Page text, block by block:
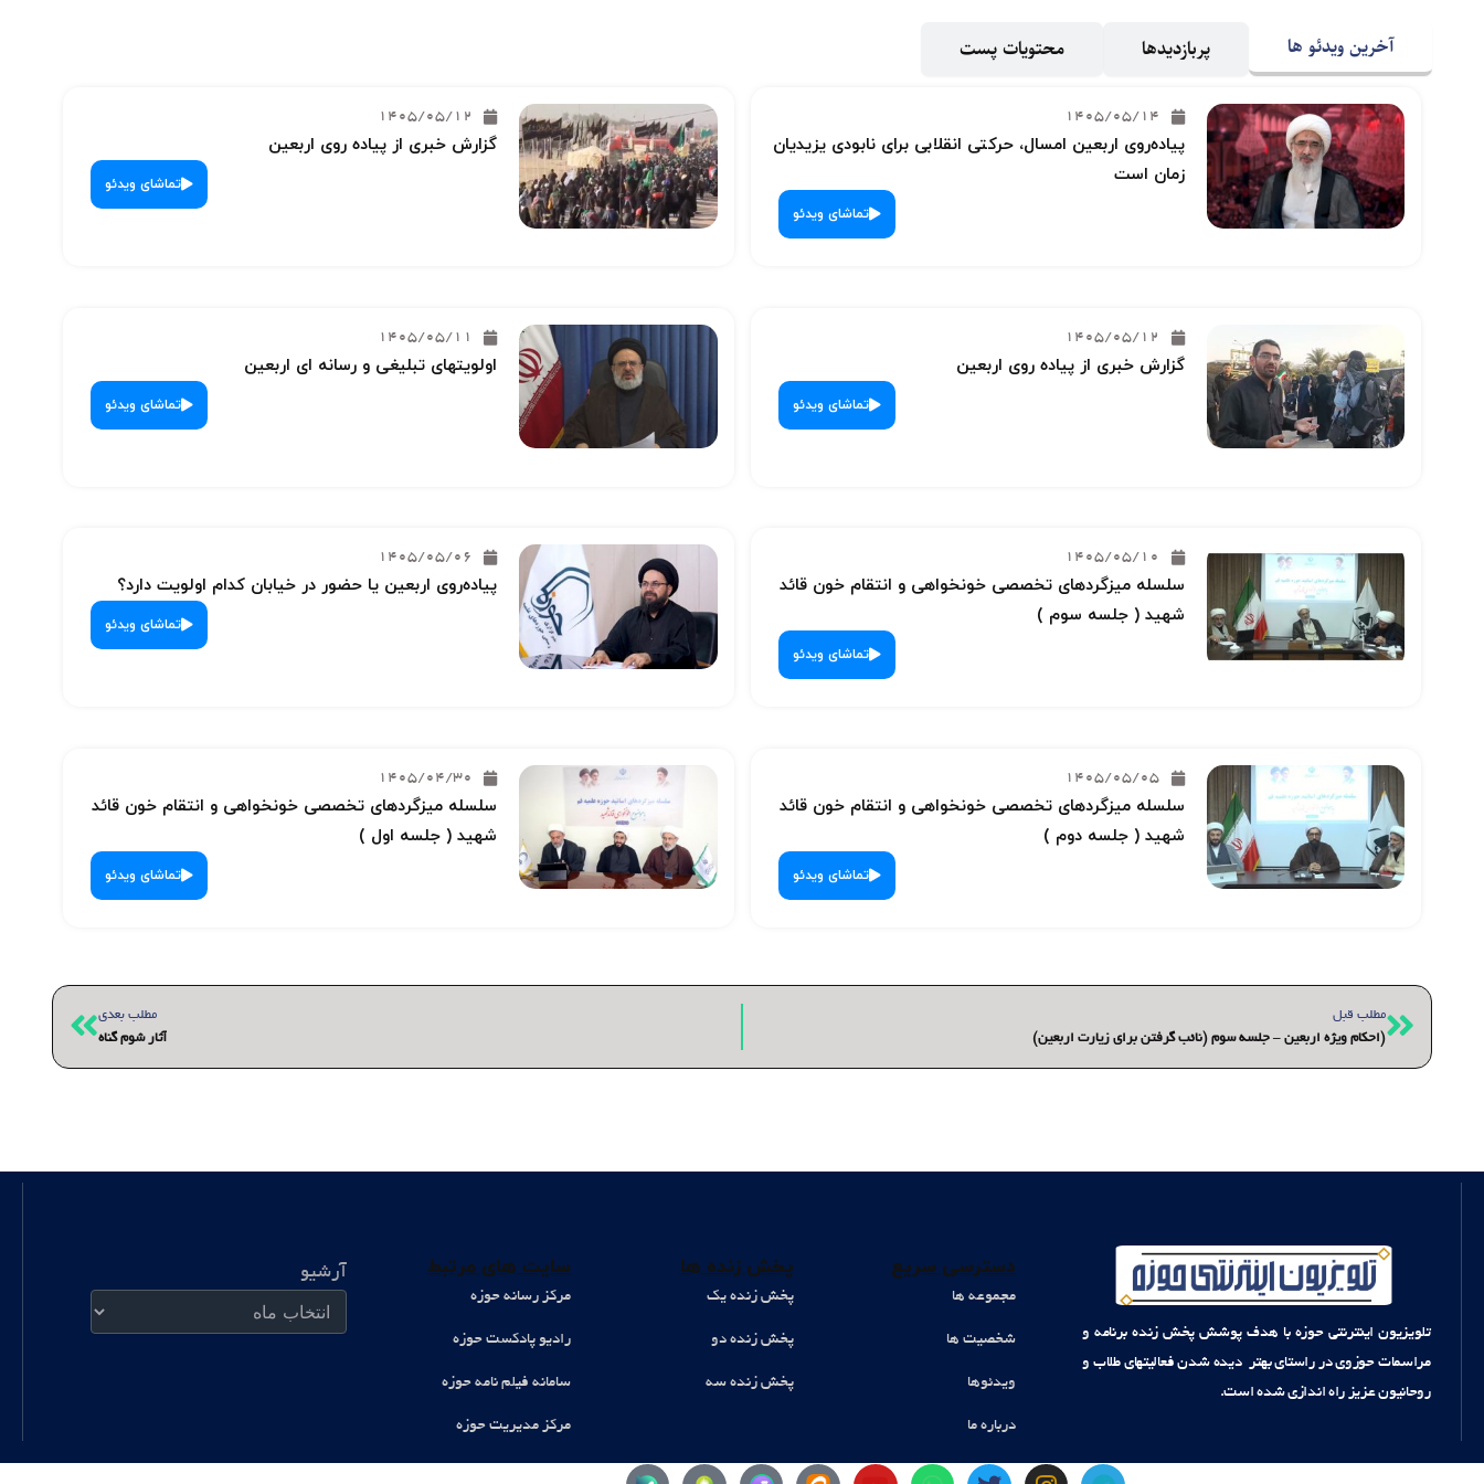
آخرین ویدئو ها پربازدیدها محتویات پست
1405/05/14
پیاده‌روی اربعین امسال، حرکتی انقلابی برای نابودی یزیدیان
زمان است
تماشای ویدئو
1405/05/12
گزارش خبری از پیاده روی اربعین
تماشای ویدئو
1405/05/12
گزارش خبری از پیاده روی اربعین
تماشای ویدئو
1405/05/11
اولویتهای تبلیغی و رسانه ای اربعین
تماشای ویدئو
1405/05/10
سلسله میزگردهای تخصصی خونخواهی و انتقام خون قائد
شهید ( جلسه سوم )
تماشای ویدئو
1405/05/06
پیاده‌روی اربعین یا حضور در خیابان کدام اولویت دارد؟
تماشای ویدئو
1405/05/05
سلسله میزگردهای تخصصی خونخواهی و انتقام خون قائد
شهید ( جلسه دوم )
تماشای ویدئو
1405/04/30
سلسله میزگردهای تخصصی خونخواهی و انتقام خون قائد
شهید ( جلسه اول )
تماشای ویدئو
قبلیمطلب قبل
(احکام ویژه اربعین – جلسه سوم (نائب گرفتن برای زیارت اربعین)
مطلب بعدی
آثار شوم گناه
بعدی
تلویزیون اینترنتی حوزه با هدف پوشش پخش زنده برنامه و
مراسمات حوزوی در راستای بهتر دیده شدن فعالیتهای طلاب و
روحانیون عزیز راه اندازی شده است.
دسترسی سریع
مجموعه ها
شخصیت ها
ویدئوها
درباره ما
پخش زنده ها
پخش زنده یک
پخش زنده دو
پخش زنده سه
سایت های مرتبط
مرکز رسانه حوزه
رادیو پادکست حوزه
سامانه فیلم نامه حوزه
مرکز مدیریت حوزه
آرشیو
آرشیو
T
I
T
W
Y